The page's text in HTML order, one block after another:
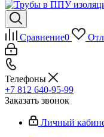
Сравнение0
Телефоны
+7 812 640-95-99
Заказать звонок
Личный